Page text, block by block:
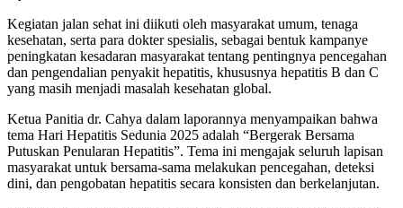
Kegiatan jalan sehat ini diikuti oleh masyarakat umum, tenaga
kesehatan, serta para dokter spesialis, sebagai bentuk kampanye
peningkatan kesadaran masyarakat tentang pentingnya pencegahan
dan pengendalian penyakit hepatitis, khususnya hepatitis B dan C
yang masih menjadi masalah kesehatan global.
Ketua Panitia dr. Cahya dalam laporannya menyampaikan bahwa
tema Hari Hepatitis Sedunia 2025 adalah “Bergerak Bersama
Putuskan Penularan Hepatitis”. Tema ini mengajak seluruh lapisan
masyarakat untuk bersama-sama melakukan pencegahan, deteksi
dini, dan pengobatan hepatitis secara konsisten dan berkelanjutan.